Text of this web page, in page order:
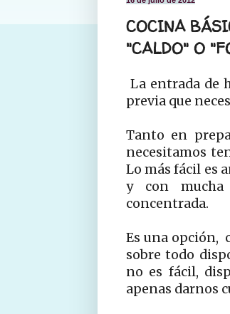
COCINA
"CALDO" O
La entrada de
previa que
Tanto en
necesitamos
Lo más fácil es
y con mucha
concentrada.
Es una opción,
sobre todo
no es fácil,
apenas darnos